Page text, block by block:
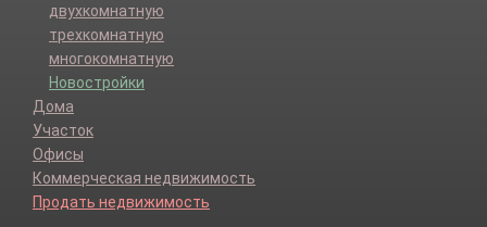
двухкомнатную
трехкомнатную
многокомнатную
Новостройки
Дома
Участок
Офисы
Коммерческая недвижимость
Продать недвижимость